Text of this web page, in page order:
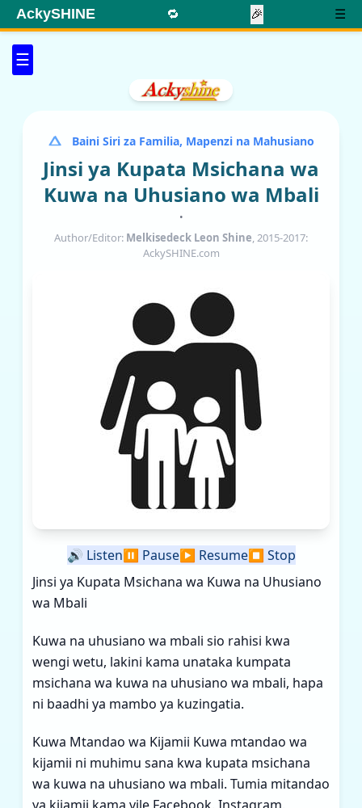
☰
AckySHINE 🔁 🎉 ☰
Baini Siri za Familia, Mapenzi na Mahusiano
Jinsi ya Kupata Msichana wa
Kuwa na Uhusiano wa Mbali
•
Author/Editor: Melkisedeck Leon Shine, 2015-2017:
AckySHINE.com
🔊 Listen⏸️ Pause▶️ Resume⏹️ Stop
Jinsi ya Kupata Msichana wa Kuwa na Uhusiano
wa Mbali
Kuwa na uhusiano wa mbali sio rahisi kwa
wengi wetu, lakini kama unataka kumpata
msichana wa kuwa na uhusiano wa mbali, hapa
ni baadhi ya mambo ya kuzingatia.
Kuwa Mtandao wa Kijamii Kuwa mtandao wa
kijamii ni muhimu sana kwa kupata msichana
wa kuwa na uhusiano wa mbali. Tumia mitandao